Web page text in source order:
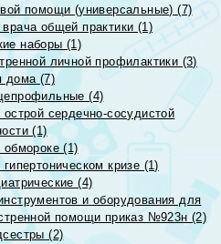
помощи (универсальные) (7)
общей практики (1)
наборы (1)
личной профилактики (3)
дома (7)
(4)
сердечно-сосудистой
(1)
обмороке (1)
кризе (1)
(4)
и оборудования для
помощи приказ №923н (2)
(2)